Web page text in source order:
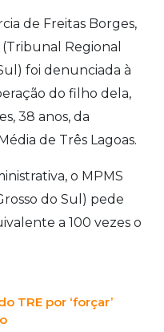
de Freitas Borges,
Regional
foi denunciada à
do filho dela,
38 anos, da
de Três Lagoas.
o MPMS
do Sul) pede
a 100 vezes o
TRE por ‘forçar’